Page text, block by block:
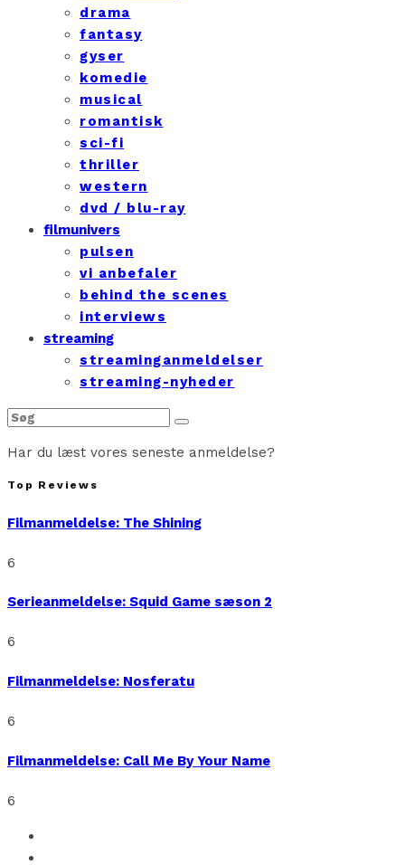
drama
fantasy
gyser
komedie
musical
romantisk
sci-fi
thriller
western
dvd / blu-ray
filmunivers
pulsen
vi anbefaler
behind the scenes
interviews
streaming
streaminganmeldelser
streaming-nyheder
Har du læst vores seneste anmeldelse?
Top Reviews
Filmanmeldelse: The Shining
6
Serieanmeldelse: Squid Game sæson 2
6
Filmanmeldelse: Nosferatu
6
Filmanmeldelse: Call Me By Your Name
6